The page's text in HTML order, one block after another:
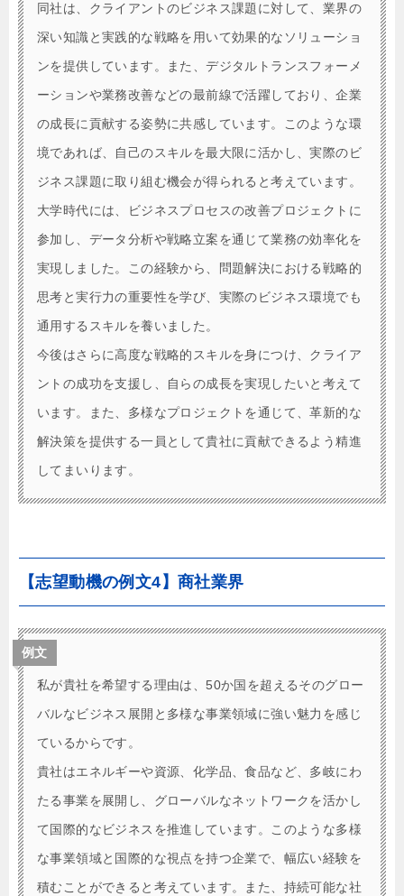
同社は、クライアントのビジネス課題に対して、業界の
深い知識と実践的な戦略を用いて効果的なソリューショ
ンを提供しています。また、デジタルトランスフォーメ
ーションや業務改善などの最前線で活躍しており、企業
の成長に貢献する姿勢に共感しています。このような環
境であれば、自己のスキルを最大限に活かし、実際のビ
ジネス課題に取り組む機会が得られると考えています。
大学時代には、ビジネスプロセスの改善プロジェクトに
参加し、データ分析や戦略立案を通じて業務の効率化を
実現しました。この経験から、問題解決における戦略的
思考と実行力の重要性を学び、実際のビジネス環境でも
通用するスキルを養いました。
今後はさらに高度な戦略的スキルを身につけ、クライア
ントの成功を支援し、自らの成長を実現したいと考えて
います。また、多様なプロジェクトを通じて、革新的な
解決策を提供する一員として貴社に貢献できるよう精進
してまいります。
【志望動機の例文4】商社業界
例文
私が貴社を希望する理由は、50か国を超えるそのグロー
バルなビジネス展開と多様な事業領域に強い魅力を感じ
ているからです。
貴社はエネルギーや資源、化学品、食品など、多岐にわ
たる事業を展開し、グローバルなネットワークを活かし
て国際的なビジネスを推進しています。このような多様
な事業領域と国際的な視点を持つ企業で、幅広い経験を
積むことができると考えています。また、持続可能な社